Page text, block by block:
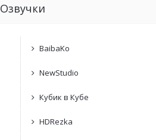
Озвучки
BaibaKo
NewStudio
Кубик в Кубе
HDRezka